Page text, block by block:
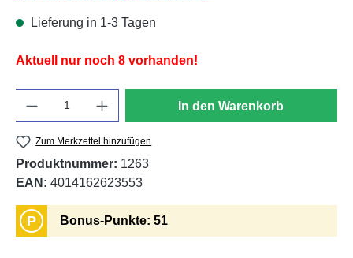
Lieferung in 1-3 Tagen
Aktuell nur noch 8 vorhanden!
In den Warenkorb
Zum Merkzettel hinzufügen
Produktnummer: 1263
EAN: 4014162623553
P Bonus-Punkte: 51